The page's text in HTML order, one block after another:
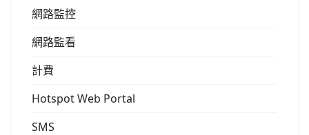
網路監控
網路監看
計費
Hotspot Web Portal
SMS